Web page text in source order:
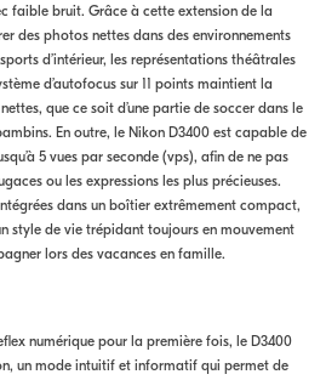
faible bruit. Grâce à cette extension de la
des photos nettes dans des environnements
d’intérieur, les représentations théâtrales
d’autofocus sur 11 points maintient la
que ce soit d’une partie de soccer dans le
En outre, le Nikon D3400 est capable de
5 vues par seconde (vps), afin de ne pas
ou les expressions les plus précieuses.
dans un boîtier extrêmement compact,
style de vie trépidant toujours en mouvement
lors des vacances en famille.
numérique pour la première fois, le D3400
un mode intuitif et informatif qui permet de